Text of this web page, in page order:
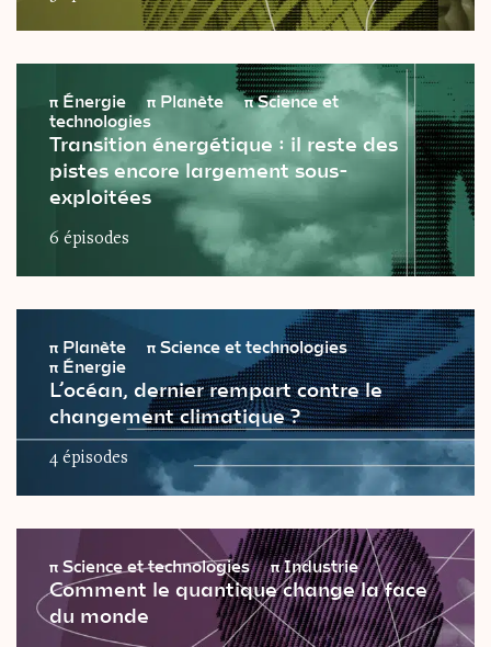
π Énergie π Planète πScience et
technologies
Transition énergétique : il reste des
pistes encore largement sous-
exploitées
6 épisodes
π Planète π Science et technologies
π Énergie
L’océan, dernier rempart contre le
changement climatique ?
4 épisodes
π Science et technologies πIndustrie
Comment le quantique change la face
du monde